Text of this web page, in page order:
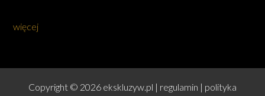
więcej
Copyright © 2026 ekskluzyw.pl | regulamin | polityka